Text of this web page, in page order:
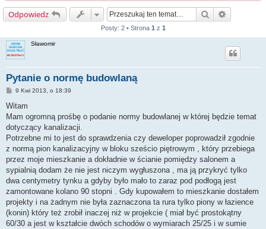
Odpowiedz Szukaj
Posty: 2 • Strona 1 z 1
Sławomir
Pytanie o normę budowlaną
P
s
9 Kwi 2013, o 18:39
Witam
Mam ogromną prośbę o podanie normy budowlanej w której będzie temat
dotyczący kanalizacji.
Potrzebne mi to jest do sprawdzenia czy deweloper poprowadził zgodnie
z normą pion kanalizacyjny w bloku sześcio piętrowym , który przebiega
przez moje mieszkanie a dokładnie w ścianie pomiędzy salonem a
sypialnią dodam że nie jest niczym wygłuszona , ma ją przykryć tylko
dwa centymetry tynku a gdyby było mało to zaraz pod podłogą jest
zamontowane kolano 90 stopni . Gdy kupowałem to mieszkanie dostałem
projekty i na żadnym nie była zaznaczona ta rura tylko piony w łazience
(konin) który też zrobił inaczej niż w projekcie ( miał być prostokątny
60/30 a jest w kształcie dwóch schodów o wymiarach 25/25 i w sumie